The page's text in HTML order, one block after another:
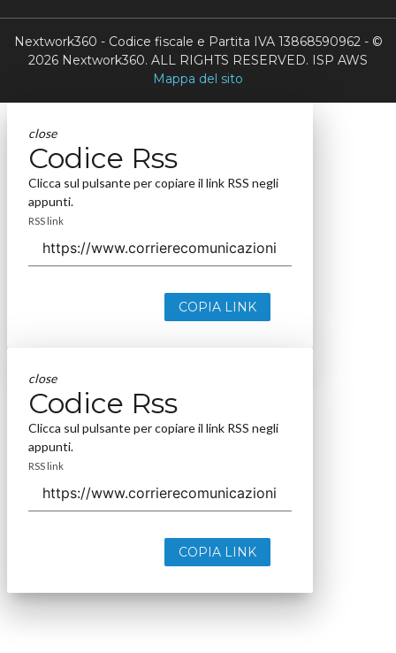
Nextwork360 - Codice fiscale e Partita IVA 13868590962 - ©
2026 Nextwork360. ALL RIGHTS RESERVED. ISP AWS
Mappa del sito
close
Codice Rss
Clicca sul pulsante per copiare il link RSS negli
appunti.
RSS link
COPIA LINK
close
Codice Rss
Clicca sul pulsante per copiare il link RSS negli
appunti.
RSS link
COPIA LINK